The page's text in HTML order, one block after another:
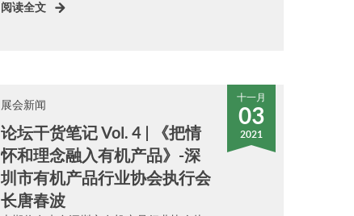
阅读全文
十一月
03
2021
展会新闻
论坛干货笔记 Vol. 4 | 《把情
怀和理念融入有机产品》-深
圳市有机产品行业协会执行会
长唐春波